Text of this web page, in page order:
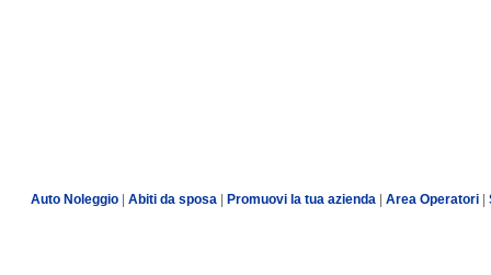
Auto Noleggio Abiti da sposa Promuovi la tua azienda Area Operatori